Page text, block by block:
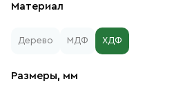
Материал
Дерево МДФ ХДФ
Размеры, мм